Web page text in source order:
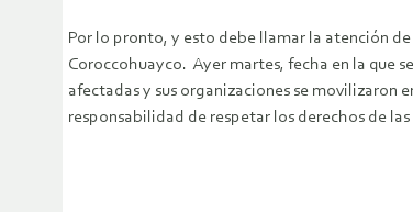
Por lo pronto, y esto debe llamar la atención
Coroccohuayco. Ayer martes, fecha en la que
afectadas y sus organizaciones se movilizaron
responsabilidad de respetar los derechos de